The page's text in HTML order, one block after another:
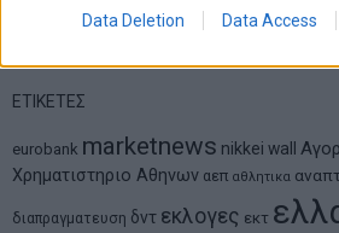
Data Deletion Data Access
ΕΤΙΚΕΤΕΣ
eurobank marketnews nikkei wall
Χρηματιστηριο Αθηνων αεπ αθλητικα
διαπραγματευση δντ εκλογες εκτ